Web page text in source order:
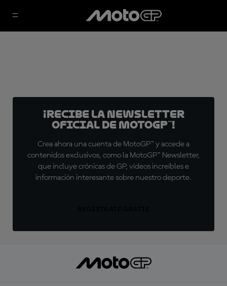
¡Recibe la Newsletter
oficial de MotoGP™!
Crea ahora una cuenta de MotoGP™ y accede a
contenidos exclusivos, como la MotoGP™ Newsletter,
que incluye crónicas de GP, vídeos increíbles e
información interesante sobre nuestro deporte.